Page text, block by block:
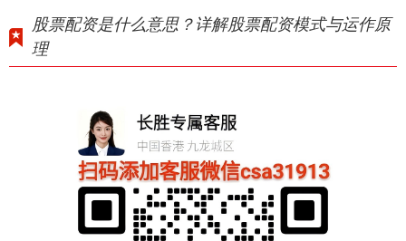
股票配资是什么意思？详解股票配资模式与运作原
理